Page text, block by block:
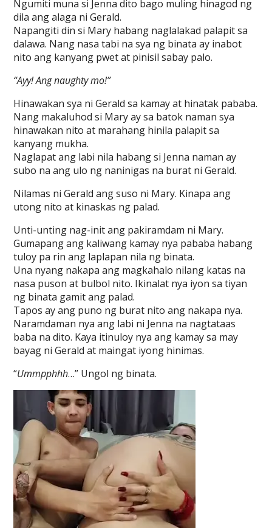
Ngumiti muna si Jenna dito bago muling hinagod ng
dila ang alaga ni Gerald.
Napangiti din si Mary habang naglalakad palapit sa
dalawa. Nang nasa tabi na sya ng binata ay inabot
nito ang kanyang pwet at pinisil sabay palo.
“Ayy! Ang naughty mo!”
Hinawakan sya ni Gerald sa kamay at hinatak pababa.
Nang makaluhod si Mary ay sa batok naman sya
hinawakan nito at marahang hinila palapit sa
kanyang mukha.
Naglapat ang labi nila habang si Jenna naman ay
subo na ang ulo ng naninigas na burat ni Gerald.
Nilamas ni Gerald ang suso ni Mary. Kinapa ang
utong nito at kinaskas ng palad.
Unti-unting nag-init ang pakiramdam ni Mary.
Gumapang ang kaliwang kamay nya pababa habang
tuloy pa rin ang laplapan nila ng binata.
Una nyang nakapa ang magkahalo nilang katas na
nasa puson at bulbol nito. Ikinalat nya iyon sa tiyan
ng binata gamit ang palad.
Tapos ay ang puno ng burat nito ang nakapa nya.
Naramdaman nya ang labi ni Jenna na nagtataas
baba na dito. Kaya itinuloy nya ang kamay sa may
bayag ni Gerald at maingat iyong hinimas.
“Ummpphhh…” Ungol ng binata.